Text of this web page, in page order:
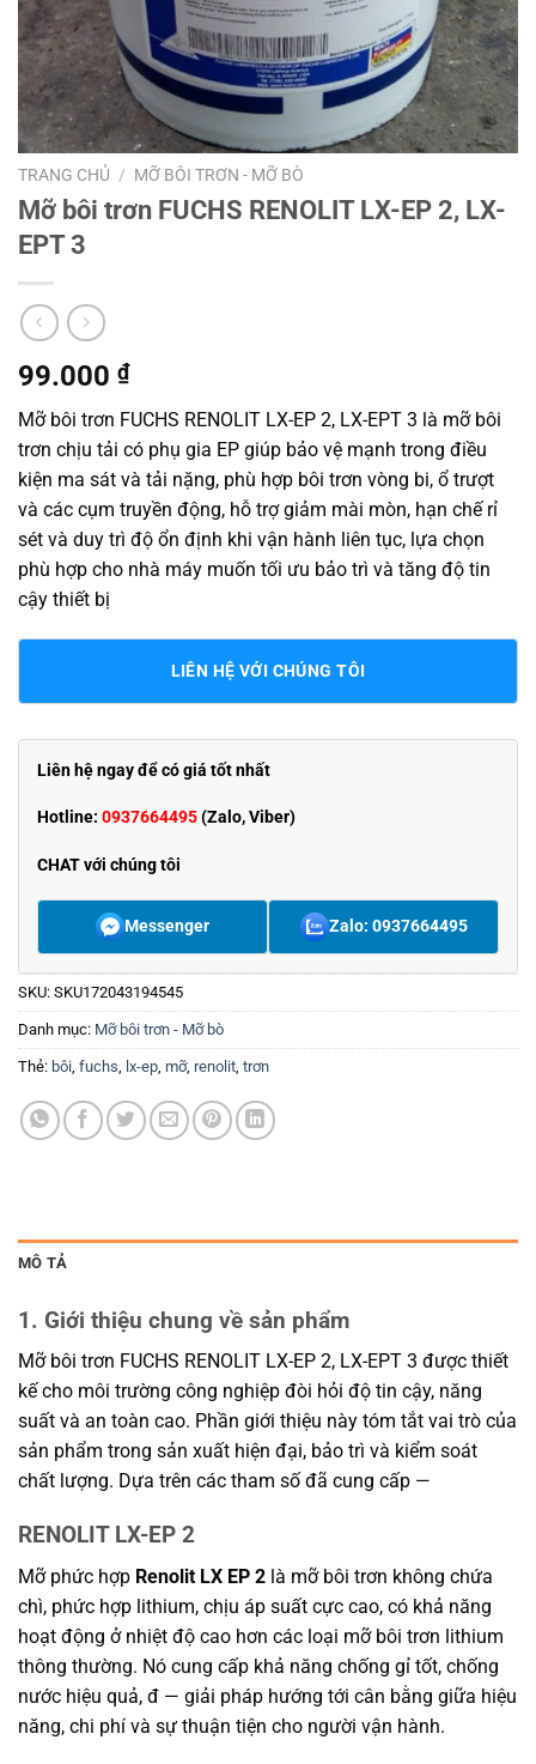
TRANG CHỦ / MỠ BÔI TRƠN - MỠ BÒ
Mỡ bôi trơn FUCHS RENOLIT LX-EP 2, LX-
EPT 3
99.000 ₫
Mỡ bôi trơn FUCHS RENOLIT LX-EP 2, LX-EPT 3 là mỡ bôi
trơn chịu tải có phụ gia EP giúp bảo vệ mạnh trong điều
kiện ma sát và tải nặng, phù hợp bôi trơn vòng bi, ổ trượt
và các cụm truyền động, hỗ trợ giảm mài mòn, hạn chế rỉ
sét và duy trì độ ổn định khi vận hành liên tục, lựa chọn
phù hợp cho nhà máy muốn tối ưu bảo trì và tăng độ tin
cậy thiết bị
LIÊN HỆ VỚI CHÚNG TÔI
Liên hệ ngay để có giá tốt nhất
Hotline: 0937664495(Zalo, Viber)
CHAT với chúng tôi
Messenger Zalo: 0937664495
SKU: SKU172043194545
Danh mục: Mỡ bôi trơn - Mỡ bò
Thẻ: bôi fuchs lx-ep mỡ, renolit trơn
MÔ TẢ
1. Giới thiệu chung về sản phẩm
Mỡ bôi trơn FUCHS RENOLIT LX-EP 2, LX-EPT 3 được thiết
kế cho môi trường công nghiệp đòi hỏi độ tin cậy, năng
suất và an toàn cao. Phần giới thiệu này tóm tắt vai trò của
sản phẩm trong sản xuất hiện đại, bảo trì và kiểm soát
chất lượng. Dựa trên các tham số đã cung cấp —
RENOLIT LX-EP 2
Mỡ phức hợp Renolit LX EP 2 là mỡ bôi trơn không chứa
chì, phức hợp lithium, chịu áp suất cực cao, có khả năng
hoạt động ở nhiệt độ cao hơn các loại mỡ bôi trơn lithium
thông thường. Nó cung cấp khả năng chống gỉ tốt, chống
nước hiệu quả, đ — giải pháp hướng tới cân bằng giữa hiệu
năng, chi phí và sự thuận tiện cho người vận hành.